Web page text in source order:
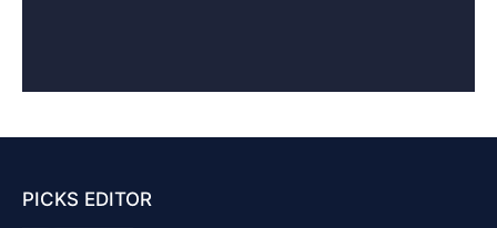
PICKS EDITOR